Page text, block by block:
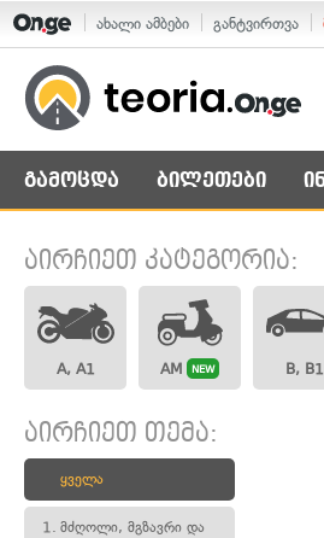
ახალი ამბები განტვირთვა
გამოცდა ბილეთები
აირჩიეთ კატეგორია:
A, A1 AM NEW B, B1
აირჩიეთ თემა:
ყველა
1. მძღოლი, მგზავრი და